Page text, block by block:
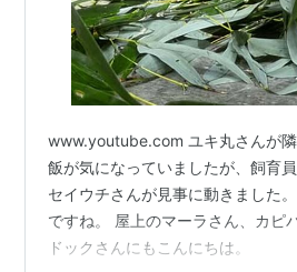
www.youtube.com ユキ丸さんが
飯が気になっていましたが、飼育
セイウチさんが見事に動きました
ですね。 屋上のマーラさん、カピ
ドックさんにもこんにちは。